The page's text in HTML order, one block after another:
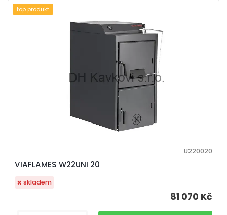
VIAFLAMES W22UNI 20
U220020
81 070 Kč
skladem
top produkt